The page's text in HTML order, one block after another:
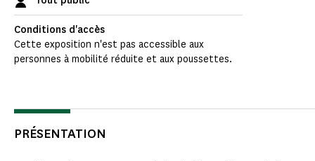
Conditions d'accès
Cette exposition n'est pas accessible aux
personnes à mobilité réduite et aux poussettes.
PRÉSENTATION